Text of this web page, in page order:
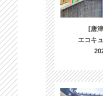
[唐
エコキ